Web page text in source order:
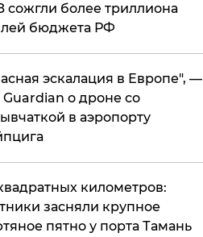
сожгли более триллиона
бюджета РФ
эскалация в Европе", —
Guardian о дроне со
в аэропорту
километров:
засняли крупное
пятно у порта Тамань